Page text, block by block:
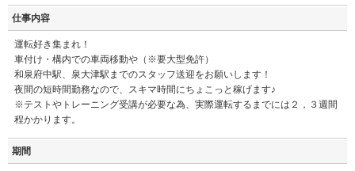
仕事内容
運転好き集まれ！
車付け・構内での車両移動や（※要大型免許）
和泉府中駅、泉大津駅までのスタッフ送迎をお願いします！
夜間の短時間勤務なので、スキマ時間にちょこっと稼げます♪
※テストやトレーニング受講が必要な為、実際運転するまでには２，３週間
程かかります。
期間